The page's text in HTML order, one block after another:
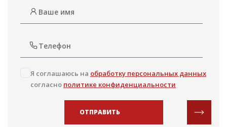
Я соглашаюсь на обработку персональных данных
согласно политике конфиденциальности
ОТПРАВИТЬ